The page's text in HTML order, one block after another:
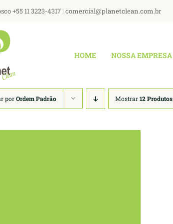
+55 11 3223-4317 | comercial@planetclean.com.br
HOME NOSSA EMPRESA
porOrdem Padrão Mostrar12 Produtos